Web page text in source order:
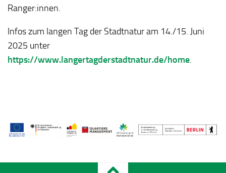
Ranger:innen.
Infos zum langen Tag der Stadtnatur am 14./15. Juni
2025 unter
https://www.langertagderstadtnatur.de/home.